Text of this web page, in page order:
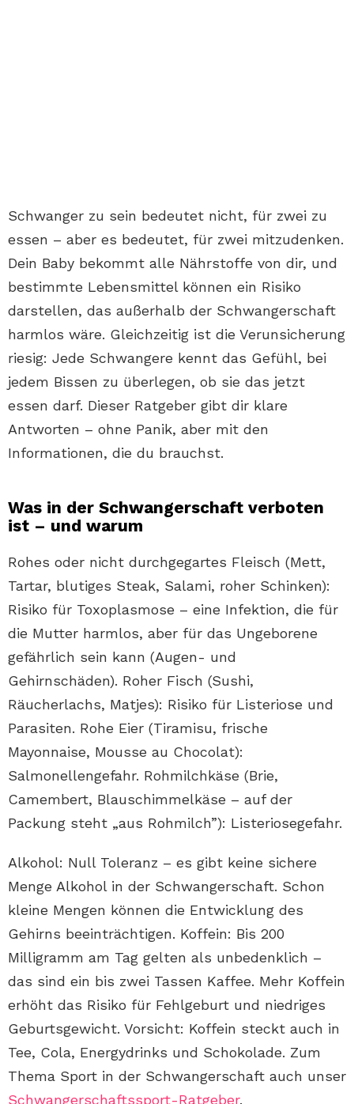
Schwanger zu sein bedeutet nicht, für zwei zu
essen – aber es bedeutet, für zwei mitzudenken.
Dein Baby bekommt alle Nährstoffe von dir, und
bestimmte Lebensmittel können ein Risiko
darstellen, das außerhalb der Schwangerschaft
harmlos wäre. Gleichzeitig ist die Verunsicherung
riesig: Jede Schwangere kennt das Gefühl, bei
jedem Bissen zu überlegen, ob sie das jetzt
essen darf. Dieser Ratgeber gibt dir klare
Antworten – ohne Panik, aber mit den
Informationen, die du brauchst.
Was in der Schwangerschaft verboten
ist – und warum
Rohes oder nicht durchgegartes Fleisch (Mett,
Tartar, blutiges Steak, Salami, roher Schinken):
Risiko für Toxoplasmose – eine Infektion, die für
die Mutter harmlos, aber für das Ungeborene
gefährlich sein kann (Augen- und
Gehirnschäden). Roher Fisch (Sushi,
Räucherlachs, Matjes): Risiko für Listeriose und
Parasiten. Rohe Eier (Tiramisu, frische
Mayonnaise, Mousse au Chocolat):
Salmonellengefahr. Rohmilchkäse (Brie,
Camembert, Blauschimmelkäse – auf der
Packung steht „aus Rohmilch”): Listeriosegefahr.
Alkohol: Null Toleranz – es gibt keine sichere
Menge Alkohol in der Schwangerschaft. Schon
kleine Mengen können die Entwicklung des
Gehirns beeinträchtigen. Koffein: Bis 200
Milligramm am Tag gelten als unbedenklich –
das sind ein bis zwei Tassen Kaffee. Mehr Koffein
erhöht das Risiko für Fehlgeburt und niedriges
Geburtsgewicht. Vorsicht: Koffein steckt auch in
Tee, Cola, Energydrinks und Schokolade. Zum
Thema Sport in der Schwangerschaft auch unser
Schwangerschaftssport-Ratgeber.